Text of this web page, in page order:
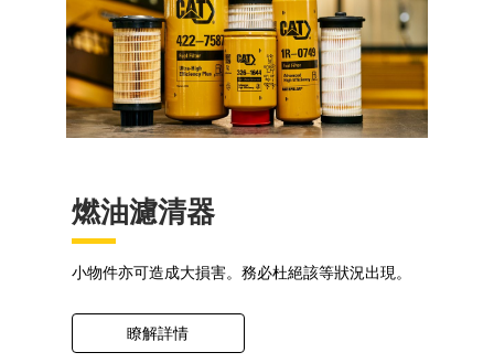
燃油濾清器
小物件亦可造成大損害。務必杜絕該等狀況出現。
瞭解詳情